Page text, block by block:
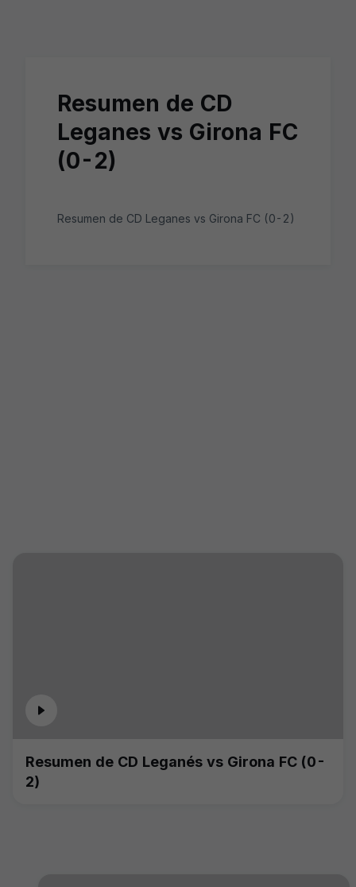
Resumen de CD
Leganes vs Girona FC
(0-2)
Resumen de CD Leganes vs Girona FC (0-2)
Resumen de CD Leganés vs Girona FC (0-
2)